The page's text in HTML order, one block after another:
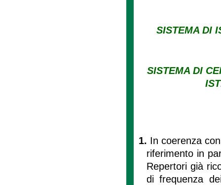
SISTEMA DI
SISTEMA DI
1. In coerenza
riferimento in
Repertori già
di frequenza